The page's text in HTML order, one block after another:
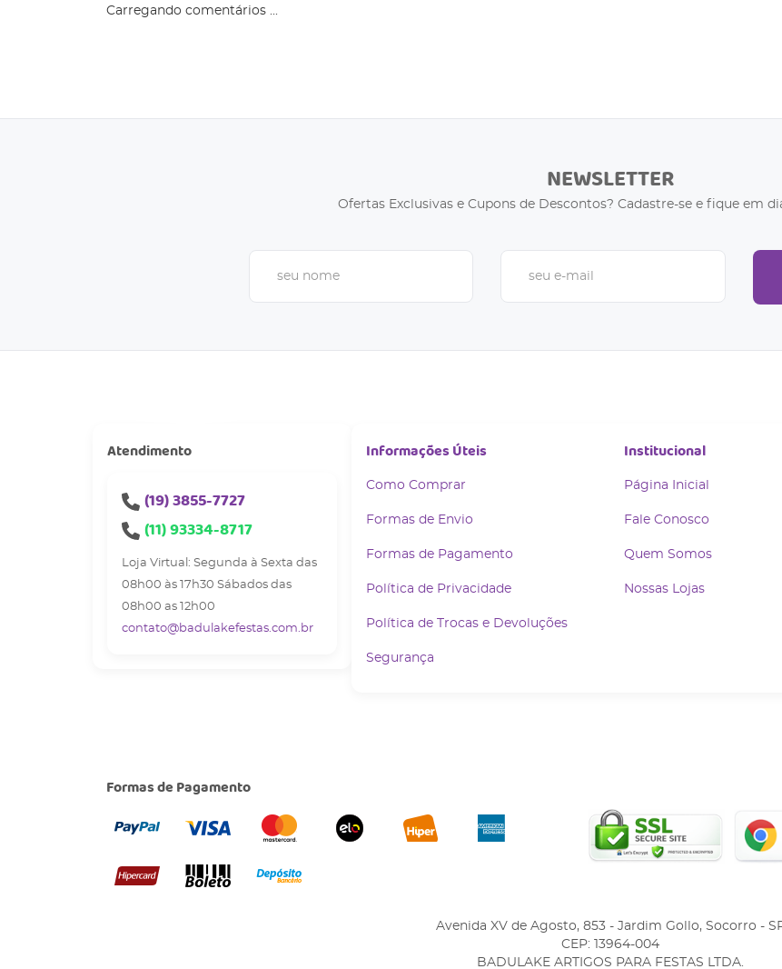
Carregando comentários ...
NEWSLETTER
Ofertas Exclusivas e Cupons de Descontos? Cadastre-se e fique em
Atendimento
(19)3855-7727
(11)93334-8717
Loja Virtual: Segunda à Sexta das
08h00 às 17h30 Sábados das
08h00 as 12h00
contato@badulakefestas.com.br
Informações Úteis
Como Comprar
Formas de Envio
Formas de Pagamento
Política de Privacidade
Política de Trocas e Devoluções
Segurança
Institucional
Página Inicial
Fale Conosco
Quem Somos
Nossas Lojas
Formas de Pagamento
Avenida XV de Agosto, 853- Jardim Gollo, Socorro -
CEP: 13964-004
BADULAKE ARTIGOS PARA FESTAS LTDA.